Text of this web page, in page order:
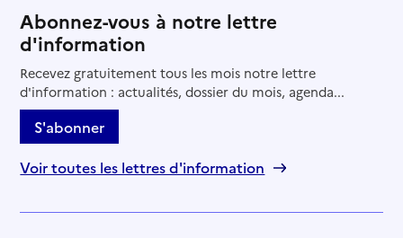
Abonnez-vous à notre lettre
d'information
Recevez gratuitement tous les mois notre lettre
d'information : actualités, dossier du mois, agenda...
S'abonner
Voir toutes les lettres d'information